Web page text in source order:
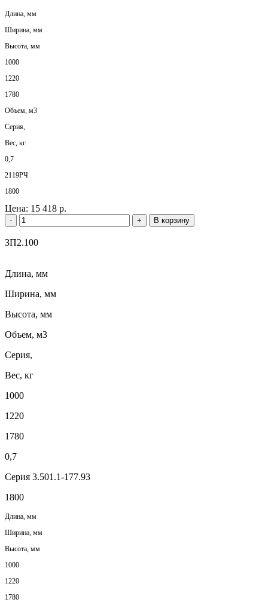
Длина, мм
Ширина, мм
Высота, мм
1000
1220
1780
Объем, м3
Серия,
Вес, кг
0,7
2119РЧ
1800
Цена: 15 418 р.
- + В корзину
ЗП2.100
Длина, мм
Ширина, мм
Высота, мм
Объем, м3
Серия,
Вес, кг
1000
1220
1780
0,7
Серия 3.501.1-177.93
1800
Длина, мм
Ширина, мм
Высота, мм
1000
1220
1780